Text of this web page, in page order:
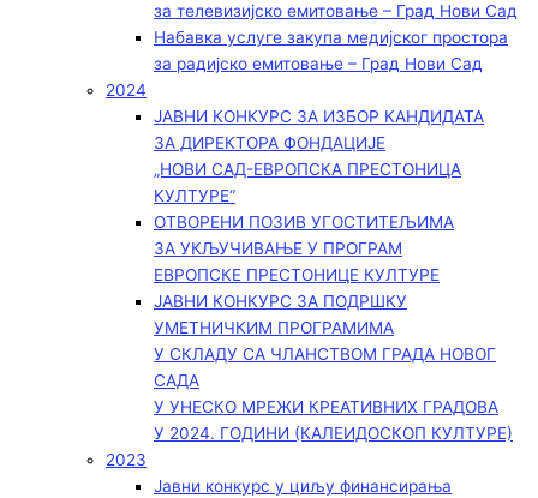
за телевизијско емитовање – Град Нови Сад
Набавка услуге закупа медијског простора
за радијско емитовање – Град Нови Сад
2024
ЈАВНИ КОНКУРС ЗА ИЗБОР КАНДИДАТА
ЗА ДИРЕКТОРА ФОНДАЦИЈЕ
„НОВИ САД-ЕВРОПСКА ПРЕСТОНИЦА
КУЛТУРЕ“
ОТВОРЕНИ ПОЗИВ УГОСТИТЕЉИМА
ЗА УКЉУЧИВАЊЕ У ПРОГРАМ
ЕВРОПСКЕ ПРЕСТОНИЦЕ КУЛТУРЕ
ЈАВНИ КОНКУРС ЗА ПОДРШКУ
УМЕТНИЧКИМ ПРОГРАМИМА
У СКЛАДУ СА ЧЛАНСТВОМ ГРАДА НОВОГ
САДА
У УНЕСКО МРЕЖИ КРЕАТИВНИХ ГРАДОВА
У 2024. ГОДИНИ (КАЛЕИДОСКОП КУЛТУРЕ)
2023
Јавни конкурс у циљу финансирања